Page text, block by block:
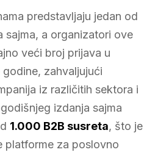
predstavljaju jedan od
sajma, a organizatori ove
veći broj prijava u
zahvaljujući
iz različitih sektora i
izdanja sajma
1.000 B2B susreta, što je
platforme za poslovno